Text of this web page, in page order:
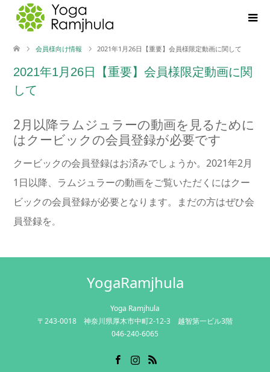
会員様向け情報 2021年1月26日【重要】会員様限定動画に関して
2021年1月26日【重要】会員様限定動画に関
して
2月以降ラムジュラーの動画を見るために
はクービックの会員登録が必要です
クービックの会員登録はお済みでしょうか。2021年2月
1日以降、ラムジュラーの動画をご覧いただくにはクー
ビックの会員登録が必要となります。まだの方はぜひ会
員登録を 。
YogaRamjhula
Yoga Ramjhula
〒243-0018 神奈川県厚木市中町2-12-3 越智第一ビル3階
046-240-6065